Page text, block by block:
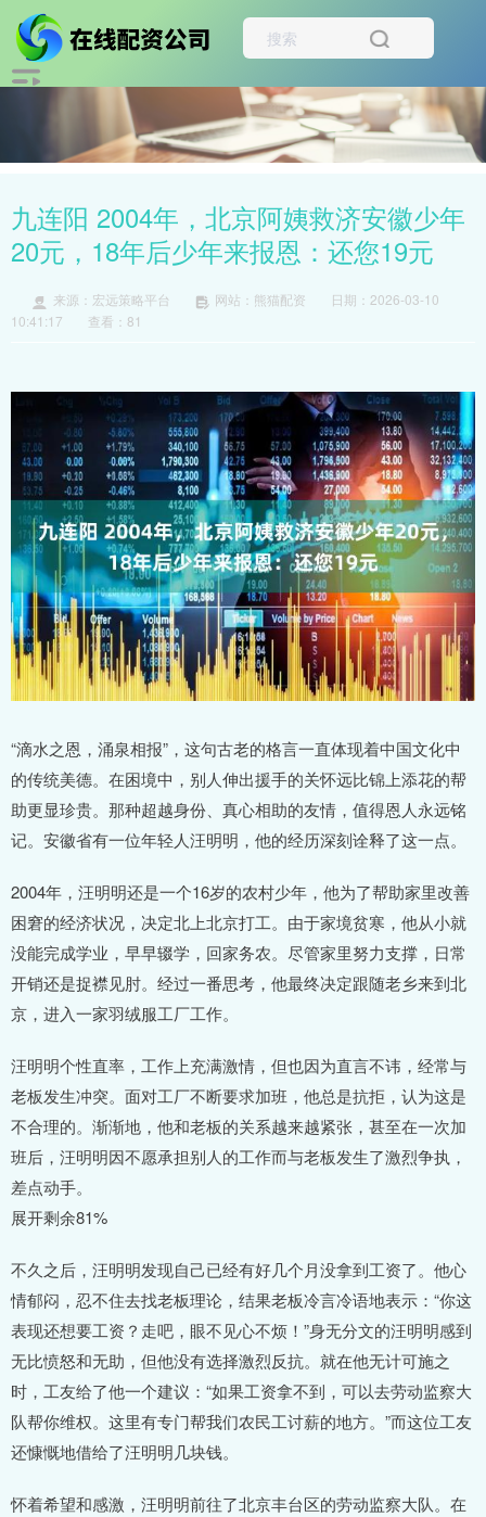
九连阳 2004年，北京阿姨救济安徽少年
20元，18年后少年来报恩：还您19元
来源：宏远策略平台 网站：熊猫配资
日期：2026-03-10
10:41:17
查看：81
“滴水之恩，涌泉相报”，这句古老的格言一直体现着中国文化中
的传统美德。在困境中，别人伸出援手的关怀远比锦上添花的帮
助更显珍贵。那种超越身份、真心相助的友情，值得恩人永远铭
记。安徽省有一位年轻人汪明明，他的经历深刻诠释了这一点。
2004年，汪明明还是一个16岁的农村少年，他为了帮助家里改善
困窘的经济状况，决定北上北京打工。由于家境贫寒，他从小就
没能完成学业，早早辍学，回家务农。尽管家里努力支撑，日常
开销还是捉襟见肘。经过一番思考，他最终决定跟随老乡来到北
京，进入一家羽绒服工厂工作。
汪明明个性直率，工作上充满激情，但也因为直言不讳，经常与
老板发生冲突。面对工厂不断要求加班，他总是抗拒，认为这是
不合理的。渐渐地，他和老板的关系越来越紧张，甚至在一次加
班后，汪明明因不愿承担别人的工作而与老板发生了激烈争执，
差点动手。
展开剩余81%
不久之后，汪明明发现自己已经有好几个月没拿到工资了。他心
情郁闷，忍不住去找老板理论，结果老板冷言冷语地表示：“你这
表现还想要工资？走吧，眼不见心不烦！”身无分文的汪明明感到
无比愤怒和无助，但他没有选择激烈反抗。就在他无计可施之
时，工友给了他一个建议：“如果工资拿不到，可以去劳动监察大
队帮你维权。这里有专门帮我们农民工讨薪的地方。”而这位工友
还慷慨地借给了汪明明几块钱。
怀着希望和感激，汪明明前往了北京丰台区的劳动监察大队。在